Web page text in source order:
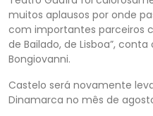
muitos aplausos por onde
com importantes parceiros
de Bailado, de Lisboa”,
Bongiovanni.
Castelo será novamente
Dinamarca no mês de